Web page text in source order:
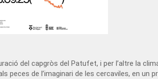
del capgròs del Patufet, i per l’altre la
de l’imaginari de les cercaviles, en un